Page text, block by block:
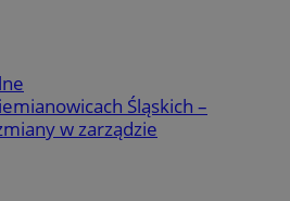
Śląskich –
w zarządzie